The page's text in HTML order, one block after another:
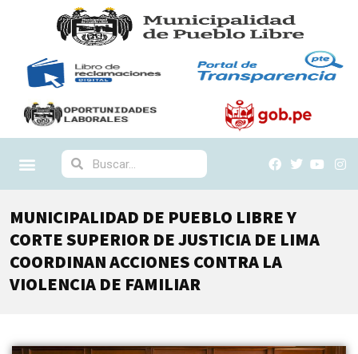
MUNICIPALIDAD DE PUEBLO LIBRE Y
CORTE SUPERIOR DE JUSTICIA DE LIMA
COORDINAN ACCIONES CONTRA LA
VIOLENCIA DE FAMILIAR